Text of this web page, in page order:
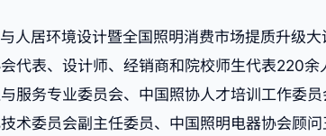
人居环境设计暨全国照明消费市场提质升级大
代表、设计师、经销商和院校师生代表220余
服务专业委员会、中国照协人才培训工作委
术委员会副主任委员、中国照明电器协会顾